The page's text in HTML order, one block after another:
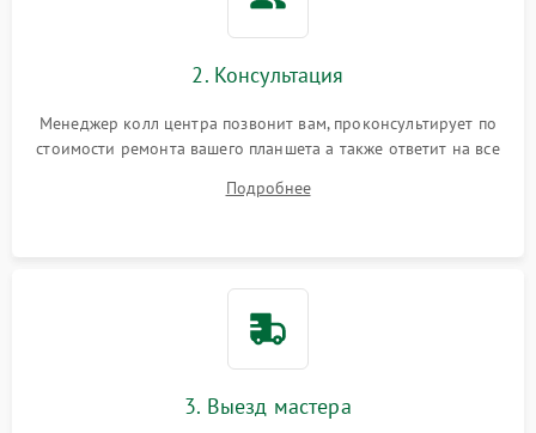
2. Консультация
Менеджер колл центра позвонит вам, проконсультирует по
стоимости ремонта вашего планшета а также ответит на все
Подробнее
3. Выезд мастера